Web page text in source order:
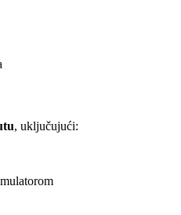
, uključujući: